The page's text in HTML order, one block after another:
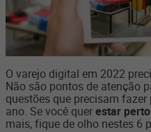
O varejo digital em 2022
Não são pontos de atenção
questões que precisam
ano. Se você querestar
mais, fique de olho nestes 6